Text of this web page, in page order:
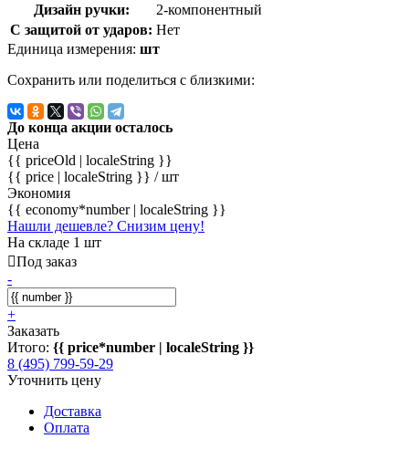
Дизайн ручки:
2-компонентный
С защитой от ударов: Нет
Единица измерения: шт
Сохранить или поделиться с близкими:
До конца акции осталось
Цена
{{ priceOld | localeString }}
{{ price | localeString }} / шт
Экономия
{{ economy*number | localeString }}
Нашли дешевле? Снизим цену!
На складе 1 шт
Под заказ
-
+
Заказать
Итого: {{ price*number | localeString }}
8 (495) 799-59-29
Уточнить цену
Доставка
Оплата